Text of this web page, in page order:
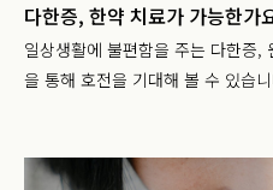
다한증, 한약 치료가 가능한가
일상생활에 불편함을 주는 다한증,
을 통해 호전을 기대해 볼 수 있습